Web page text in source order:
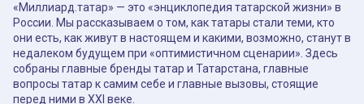
«Миллиард.татар» — это «энциклопедия татарской жизни» в
России. Мы рассказываем о том, как татары стали теми, кто
они есть, как живут в настоящем и какими, возможно, станут в
недалеком будущем при «оптимистичном сценарии». Здесь
собраны главные бренды татар и Татарстана, главные
вопросы татар к самим себе и главные вызовы, стоящие
перед ними в XXI веке.